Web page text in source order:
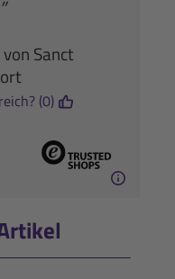
Sanct
(0)